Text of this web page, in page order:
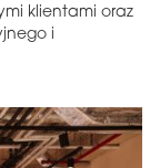
klientami oraz
i